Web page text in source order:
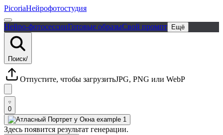
PicoriaНейрофотостудия
Нейро-фотосессииГотовые образыСвой промпт Ещё
Поиск/
Отпустите, чтобы загрузитьJPG, PNG или WebP
0
Здесь появится результат генерации.